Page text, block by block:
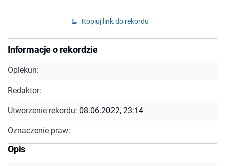
Kopiuj link do rekordu
Informacje o rekordzie
Opiekun:
Redaktor:
Utworzenie rekordu: 08.06.2022, 23:14
Oznaczenie praw:
Opis